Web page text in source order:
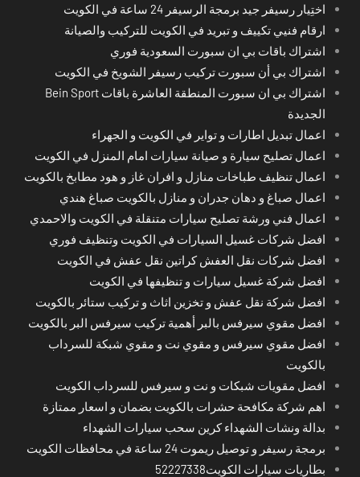
اختِيار رسيفر جيد برمجة الرسيفر 24 ساعة في الكويت
ارقام فنيي تكييف و تبريد في الكويت للتركيب والصيانة
اشتراك باقات بي ان سبورت السعودية فوري
اشتراك بي أن سبورت تركيب رسيفر الشويخ في الكويت
اشتراك بي ان سبورت المنطقة العاشرة باقات Bein Sport
الجديدة
اعمال تبديل اطارات و تواير في الكويت و الجهراء
اعمال تصليح سيارة و صيانة سيارات امام المنزل في الكويت
اعمال تنظيف طباخات منازل و افران غاز و هود مطابخ بالكويت
اعمال صباغ و دهان جدران و منازل بالكويت صباغ هندي
اعمال فني ورشة تصليح سيارات متنقلة في الكويت والاحمدي
افضل شركات غسيل السيارات في الكويت وتنظيف فوري
افضل شركات نقل العفش كراتين نقل عفش في الكويت
افضل شركة غسيل سيارات و تنظيفها في الكويت
افضل شركة نقل عفش و تخزين اثاث و تركيب ستائر بالكويت
افضل مقوي سيرفس بالبر أهمية تركيب سيرفس البر بالكويت
افضل مقوي سيرفس و مقوي نت و مقوي شبكة للسرداب
بالكويت
افضل مقويات شبكات و نت و سيرفس للسرداب الكويت
اهم شركة مكافحة حشرات بالكويت بضمان و اسعار ممتازة
بدالة ونشات الشهداء كرين سحب سيارات الشهداء
برمجة رسيفر و توصيل ريموت 24 ساعة في محافظات الكويت
بطاريات سيارات الكويت52227338